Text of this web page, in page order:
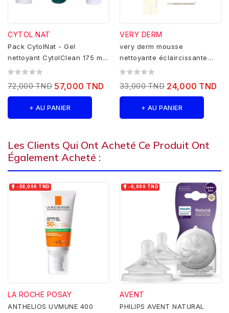
CYTOL NAT
Pack CytolNat - Gel
nettoyant CytolClean 175 ml
+ Ecran cytolsun max...
72,000 TND 57,000 TND
+ AU PANIER
VERY DERM
very derm mousse
nettoyante éclaircissante
200 ml
33,000 TND 24,000 TND
+ AU PANIER
Les Clients Qui Ont Acheté Ce Produit Ont
Également Acheté :
 -38,000 TND
LA ROCHE POSAY
ANTHELIOS UVMUNE 400
 -6,000 TND
AVENT
PHILIPS AVENT NATURAL